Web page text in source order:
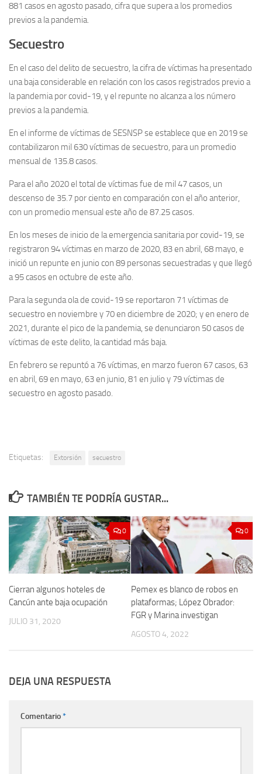
881 casos en agosto pasado, cifra que supera a los promedios
previos a la pandemia.
Secuestro
En el caso del delito de secuestro, la cifra de víctimas ha presentado
una baja considerable en relación con los casos registrados previo a
la pandemia por covid-19, y el repunte no alcanza a los número
previos a la pandemia.
En el informe de víctimas de SESNSP se establece que en 2019 se
contabilizaron mil 630 víctimas de secuestro, para un promedio
mensual de 135.8 casos.
Para el año 2020 el total de víctimas fue de mil 47 casos, un
descenso de 35.7 por ciento en comparación con el año anterior,
con un promedio mensual este año de 87.25 casos.
En los meses de inicio de la emergencia sanitaria por covid-19, se
registraron 94 víctimas en marzo de 2020, 83 en abril, 68 mayo, e
inició un repunte en junio con 89 personas secuestradas y que llegó
a 95 casos en octubre de este año.
Para la segunda ola de covid-19 se reportaron 71 víctimas de
secuestro en noviembre y 70 en diciembre de 2020; y en enero de
2021, durante el pico de la pandemia, se denunciaron 50 casos de
víctimas de este delito, la cantidad más baja.
En febrero se repuntó a 76 víctimas, en marzo fueron 67 casos, 63
en abril, 69 en mayo, 63 en junio, 81 en julio y 79 víctimas de
secuestro en agosto pasado.
Etiquetas: Extorsión secuestro
TAMBIÉN TE PODRÍA GUSTAR...
0
Cierran algunos hoteles de
Cancún ante baja ocupación
JULIO 31, 2020
0
Pemex es blanco de robos en
plataformas; López Obrador:
FGR y Marina investigan
AGOSTO 4, 2022
DEJA UNA RESPUESTA
Comentario*